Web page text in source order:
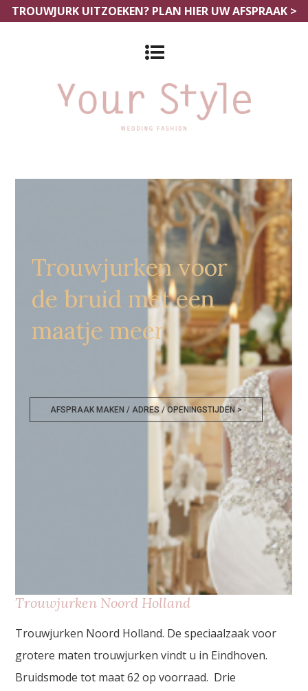
TROUWJURK UITZOEKEN? PLAN HIER UW AFSPRAAK >
Trouwjurken Noord Holland
Trouwjurken voor
de bruid met een
maatje meer
AFSPRAAK MAKEN / ADRES / OPENINGSTIJDEN >
Trouwjurken Noord Holland
Trouwjurken Noord Holland. De speciaalzaak voor
grotere maten trouwjurken vindt u in Eindhoven.
Bruidsmode tot maat 62 op voorraad. Drie